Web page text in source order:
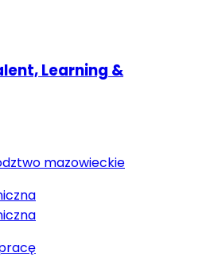
Learning &
mazowieckie